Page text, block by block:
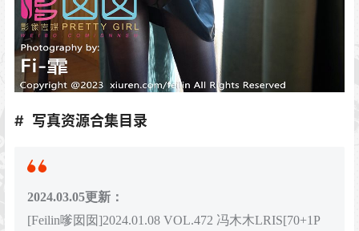
写真资源合集目录
2024.03.05更新：
[Feilin嗲囡囡]2024.01.08 VOL.472 冯木木LRIS[70+1P